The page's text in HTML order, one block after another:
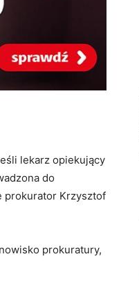
lekarz opiekujący
do
prokurator Krzysztof
prokuratury,